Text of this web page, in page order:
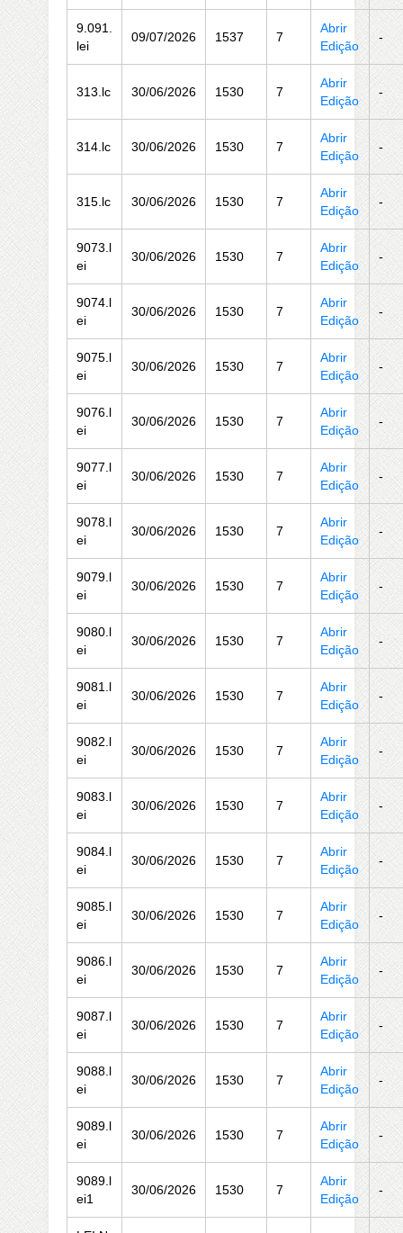
9.091.
lei
09/07/2026 1537 7
Abrir
Edição
-
313.lc 30/06/2026 1530 7
Abrir
Edição
-
314.lc 30/06/2026 1530 7
Abrir
Edição
-
315.lc 30/06/2026 1530 7
Abrir
Edição
-
9073.l
ei
30/06/2026 1530 7
Abrir
Edição
-
9074.l
ei
30/06/2026 1530 7
Abrir
Edição
-
9075.l
ei
30/06/2026 1530 7
Abrir
Edição
-
9076.l
ei
30/06/2026 1530 7
Abrir
Edição
-
9077.l
ei
30/06/2026 1530 7
Abrir
Edição
-
9078.l
ei
30/06/2026 1530 7
Abrir
Edição
-
9079.l
ei
30/06/2026 1530 7
Abrir
Edição
-
9080.l
ei
30/06/2026 1530 7
Abrir
Edição
-
9081.l
ei
30/06/2026 1530 7
Abrir
Edição
-
9082.l
ei
30/06/2026 1530 7
Abrir
Edição
-
9083.l
ei
30/06/2026 1530 7
Abrir
Edição
-
9084.l
ei
30/06/2026 1530 7
Abrir
Edição
-
9085.l
ei
30/06/2026 1530 7
Abrir
Edição
-
9086.l
ei
30/06/2026 1530 7
Abrir
Edição
-
9087.l
ei
30/06/2026 1530 7
Abrir
Edição
-
9088.l
ei
30/06/2026 1530 7
Abrir
Edição
-
9089.l
ei
30/06/2026 1530 7
Abrir
Edição
-
9089.l
ei1
30/06/2026 1530 7
Abrir
Edição
-